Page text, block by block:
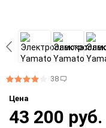
38
Цена
43 200 руб.